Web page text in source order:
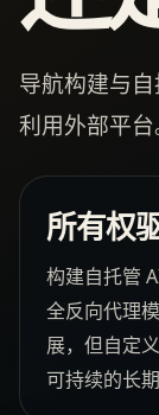
导航构建与
利用外部平台
所有权
构建自托管
全反向代理
展，但自定
可持续的长